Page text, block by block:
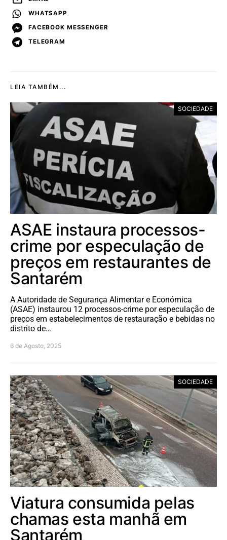
WHATSAPP
FACEBOOK MESSENGER
TELEGRAM
LEIA TAMBÉM...
SOCIEDADE
ASAE instaura processos-
crime por especulação de
preços em restaurantes de
Santarém
A Autoridade de Segurança Alimentar e Económica
(ASAE) instaurou 12 processos-crime por especulação de
preços em estabelecimentos de restauração e bebidas no
distrito de…
6 de Agosto, 2025
SOCIEDADE
Viatura consumida pelas
chamas esta manhã em
Santarém